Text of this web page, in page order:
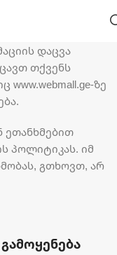
დაცვა
თქვენს
ზე
ეთანხმებით
პოლიტიკას. იმ
გთხოვთ, არ